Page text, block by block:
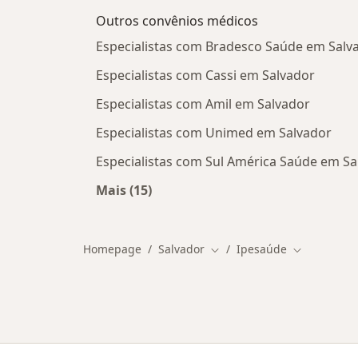
Outros convênios médicos
Especialistas com Bradesco Saúde em
Especialistas com Cassi em Salvador
Especialistas com Amil em Salvador
Especialistas com Unimed em Salvador
Especialistas com Sul América Saúde em
Mais (15)
Homepage Salvador Mudar de cidade
Ipesaúde Mudar de